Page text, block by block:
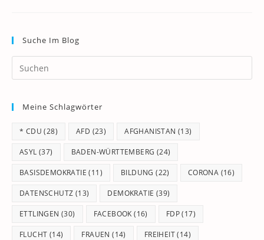
Suche Im Blog
Meine Schlagwörter
* CDU (28) AFD (23) AFGHANISTAN (13)
ASYL (37) BADEN-WÜRTTEMBERG (24)
BASISDEMOKRATIE (11) BILDUNG (22) CORONA (16)
DATENSCHUTZ (13) DEMOKRATIE (39)
ETTLINGEN (30) FACEBOOK (16) FDP(17)
FLUCHT (14) FRAUEN (14) FREIHEIT(14)